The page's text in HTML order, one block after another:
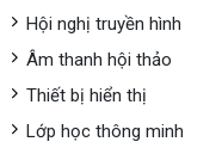
Hội nghị truyền hình
Âm thanh hội thảo
Thiết bị hiển thị
Lớp học thông minh